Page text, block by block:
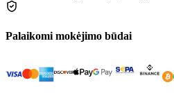
Palaikomi mokėjimo būdai